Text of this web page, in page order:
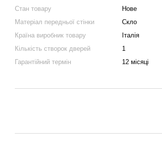
Стан товару
Нове
Матеріал передньої стінки
Скло
Країна виробник товару
Італія
Кількість створок дверей
1
Гарантійний термін
12 місяці